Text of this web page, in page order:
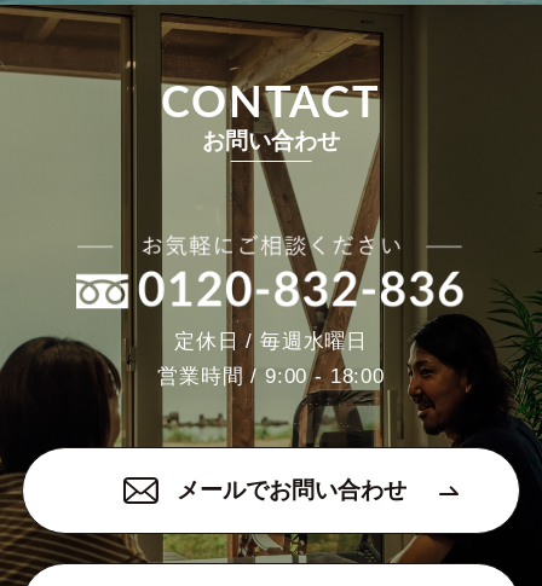
CONTACT
お問い合わせ
定休日 / 毎週水曜日
営業時間 / 9:00 - 18:00
メールでお問い合わせ